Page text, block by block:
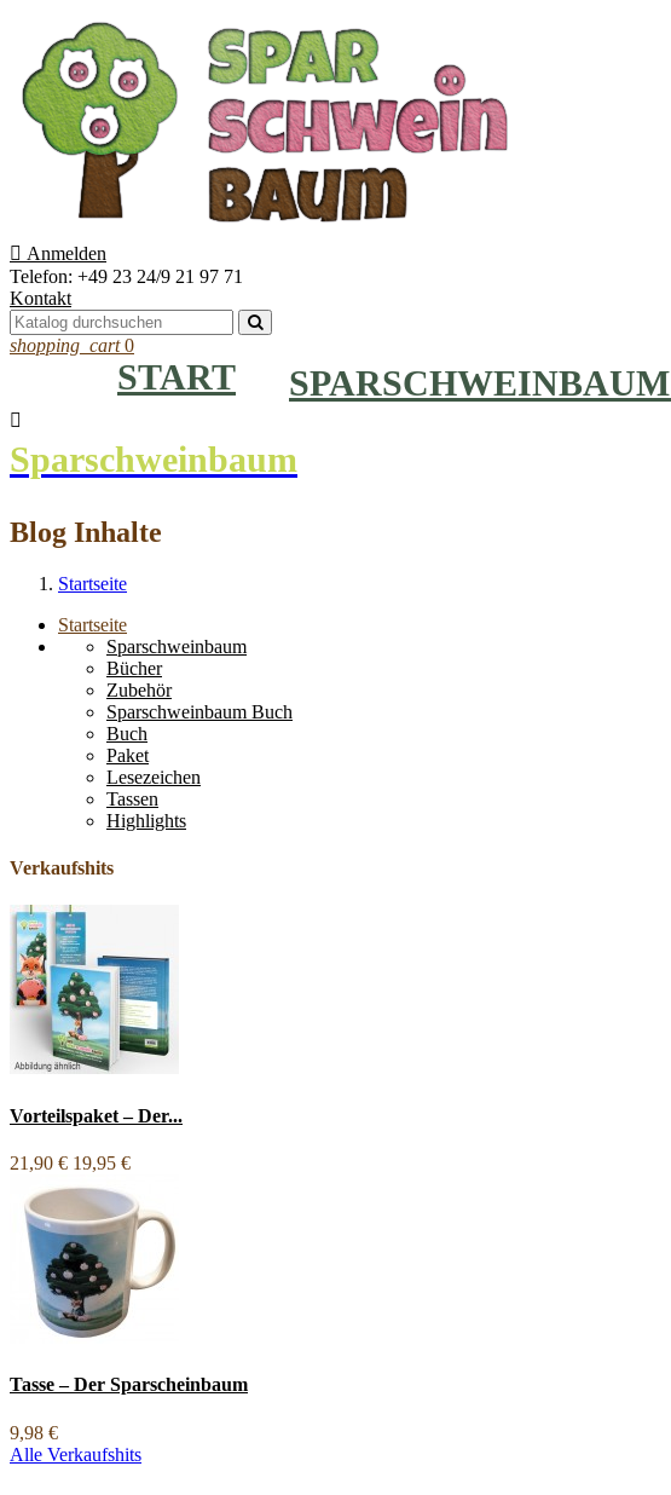
 Anmelden
Telefon: +49 23 24/9 21 97 71
Kontakt
shopping_cart 0
START SPARSCHWEINBAUM

Sparschweinbaum
Blog Inhalte
Startseite
Startseite
Sparschweinbaum
Bücher
Zubehör
Sparschweinbaum Buch
Buch
Paket
Lesezeichen
Tassen
Highlights
Verkaufshits
Vorteilspaket – Der...
21,90 € 19,95 €
Tasse – Der Sparscheinbaum
9,98 €
Alle Verkaufshits